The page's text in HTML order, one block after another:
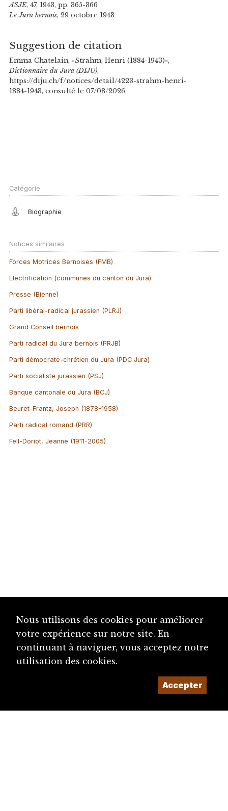
ASJE, 47, 1943, pp. 365-366
Le Jura bernois, 29 octobre 1943
Suggestion de citation
Emma Chatelain, «Strahm, Henri (1884-1943)»,
Dictionnaire du Jura (DIJU),
https://diju.ch/f/notices/detail/4223-strahm-henri-
1884-1943, consulté le 07/08/2026.
Catégorie
Biographie
Notices similaires
Forces Motrices Bernoises (FMB)
Electrification (communes du canton du Jura)
Presse (Bienne)
Parti libéral-radical jurassien (PLRJ)
Grand Conseil bernois
Parti radical du Jura bernois (PRJB)
Parti démocrate-chrétien du Jura (PDC Jura)
Parti socialiste jurassien (PSJ)
Banque cantonale du Jura (BCJ)
Beuret-Frantz, Joseph (1878-1958)
Parti radical romand (PRR)
Fell-Doriot, Jeanne (1911-2005)
Nous utilisons des cookies pour améliorer
votre expérience sur notre site. En
continuant à naviguer, vous acceptez notre
utilisation des cookies.
Accepter